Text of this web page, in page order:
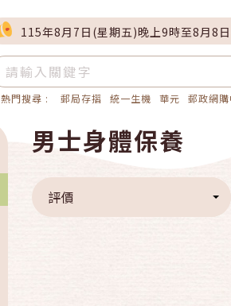
115年8月7日(星期五)晚上9時至8月8
熱門搜尋 : 郵局存摺 統一生機 華元 郵政網
男士身體保養
評價